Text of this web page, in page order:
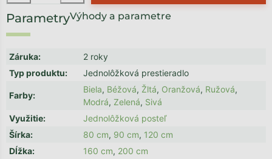
Výhody a parametre
Záruka:
2 roky
Typ produktu: Jednolôžková prestieradlo
Farby:
Biela, Béžová, Žltá, Oranžová, Ružová,
Modrá, Zelená, Sivá
Využitie:
Jednolôžková posteľ
Šírka: 80 cm, 90 cm, 120 cm
Dĺžka: 160 cm, 200 cm